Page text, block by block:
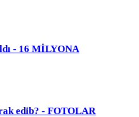
- 16 MİLYONA
edib? - FOTOLAR